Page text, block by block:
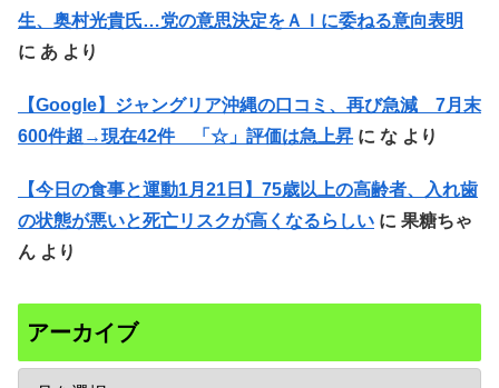
生、奥村光貴氏…党の意思決定をＡＩに委ねる意向表明
に あ より
【Google】ジャングリア沖縄の口コミ、再び急減 7月末
600件超→現在42件 「☆」評価は急上昇 に な より
【今日の食事と運動1月21日】75歳以上の高齢者、入れ歯
の状態が悪いと死亡リスクが高くなるらしい に 果糖ちゃ
ん より
アーカイブ